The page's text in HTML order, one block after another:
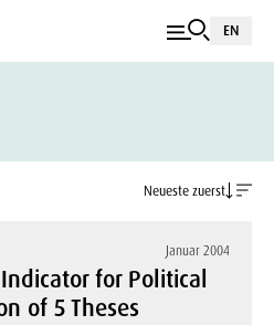
EN
Neueste zuerst
Januar 2004
for Political
of 5 Theses